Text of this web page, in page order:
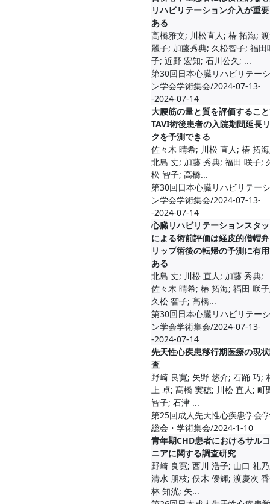
リハビリテーション介入が重
ある
高橋雅文; 川松直人; 椿 拓海;
麗子; 加藤秀典; 久松智子; 福田
子; 近野 宏知; 石川公久; ...
第30回日本心臓リハビリテー
ン学会学術集会/2024-07-13-
-2024-07-14
大腰筋の量と質を評価するこ
TAVI術後患者の入院期間延長
クを予測できる
佐々木 晴希; 川松 直人; 椿 拓
北島 丈; 加藤 秀典; 福田 咲子;
松 智子; 高橋...
第30回日本心臓リハビリテー
ン学会学術集会/2024-07-13-
-2024-07-14
心臓リハビリテーションスタ
による術前評価は経皮的僧帽
リップ術後の転帰の予測に有
ある
北島 丈; 川松 直人; 加藤 秀典;
佐々木 晴希; 椿 拓海; 福田 咲
久松 智子; 髙橋...
第30回日本心臓リハビリテー
ン学会学術集会/2024-07-13-
-2024-07-14
先天性心疾患移行期医療の現
査
野崎 良寛; 矢野 悠介; 石踊 巧;
上 卓; 髙橋 実穂; 川松 直人; 町
智子; 石津 ...
第25回成人先天性心疾患学会
総会・学術集会/2024-1-10
青年期CHD患者におけるサル
ニアに関する調査研究
野崎 良寛; 西川 浩子; 山口 礼
清水 朋枝; 俣木 優輝; 渡慶次
林 知洸; 矢...